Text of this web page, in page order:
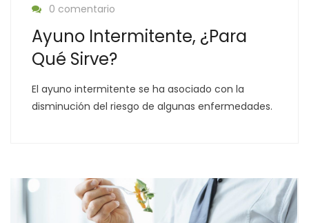
0 comentario
Ayuno Intermitente, ¿Para
Qué Sirve?
El ayuno intermitente se ha asociado con la
disminución del riesgo de algunas enfermedades.